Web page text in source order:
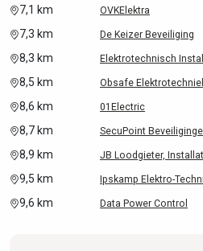
7,1 km OVKElektra
7,3 km De Keizer Beveiliging
8,3 km Elektrotechnisch
8,5 km Obsafe
8,6 km 01Electric
8,7 km SecuPoint
8,9 km JB Loodgieter,
9,5 km Ipskamp Elektro-
9,6 km Data Power Control